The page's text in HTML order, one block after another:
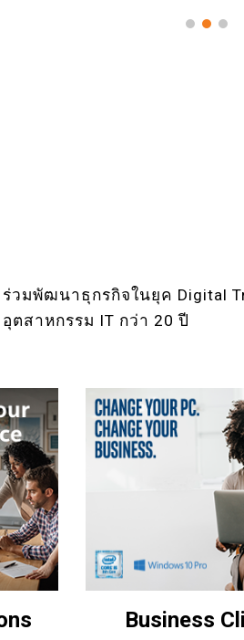
ร่วมพัฒนาธุกรกิจในยุค Digital
อุตสาหกรรม IT กว่า 20 ปี
Business